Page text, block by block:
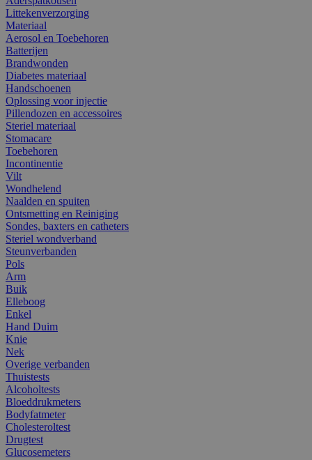
Littekenverzorging
Materiaal
Aerosol en Toebehoren
Batterijen
Brandwonden
Diabetes materiaal
Handschoenen
Oplossing voor injectie
Pillendozen en accessoires
Steriel materiaal
Stomacare
Toebehoren
Incontinentie
Vilt
Wondhelend
Naalden en spuiten
Ontsmetting en Reiniging
Sondes, baxters en catheters
Steriel wondverband
Steunverbanden
Pols
Arm
Buik
Elleboog
Enkel
Hand Duim
Knie
Nek
Overige verbanden
Thuistests
Alcoholtests
Bloeddrukmeters
Bodyfatmeter
Cholesteroltest
Drugtest
Glucosemeters